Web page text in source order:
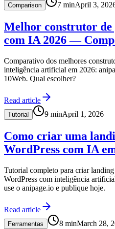
Comparison 7 minApril 3,
Melhor construtor de
com IA 2026 —
Comparativo dos melhores
inteligência artificial em 2026:
10Web. Qual escolher?
Read article
Tutorial 9 minApril 1, 2026
Como criar uma
WordPress com IA
Tutorial completo para criar
WordPress com inteligência
use o anipage.io e publique hoje.
Read article
Ferramentas 8 minMarch 28,